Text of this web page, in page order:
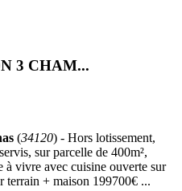
3 CHAM...
(34120) - Hors lotissement,
sur parcelle de 400m²,
à vivre avec cuisine ouverte sur
terrain + maison 199700€ ...